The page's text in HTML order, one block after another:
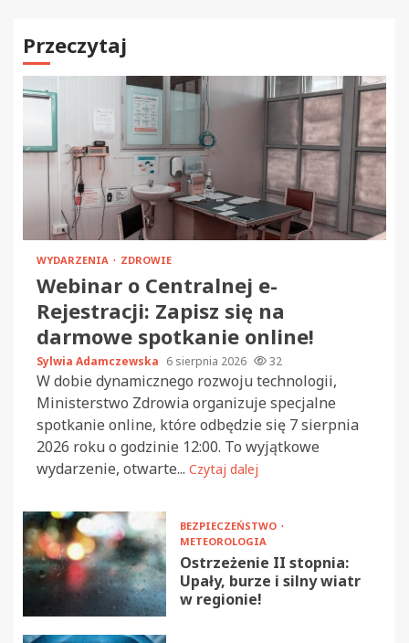
Przeczytaj
WYDARZENIA ZDROWIE
Webinar o Centralnej e-
Rejestracji: Zapisz się na
darmowe spotkanie online!
Sylwia Adamczewska 6 sierpnia 2026 32
W dobie dynamicznego rozwoju technologii,
Ministerstwo Zdrowia organizuje specjalne
spotkanie online, które odbędzie się 7 sierpnia
2026 roku o godzinie 12:00. To wyjątkowe
wydarzenie, otwarte... Czytaj dalej
BEZPIECZEŃSTWO
METEOROLOGIA
Ostrzeżenie II stopnia:
Upały, burze i silny wiatr
w regionie!